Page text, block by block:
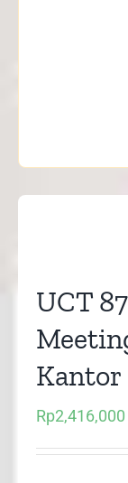
UCT
Kantor
Rp2,416,000